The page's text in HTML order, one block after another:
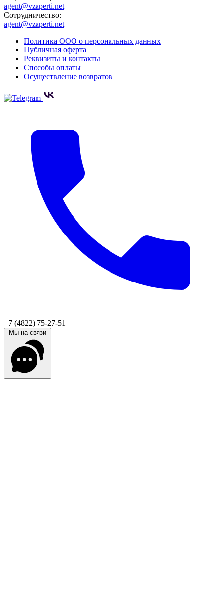
agent@vzaperti.net
Сотрудничество:
agent@vzaperti.net
Политика ООО о персональных данных
Публичная оферта
Реквизиты и контакты
Способы оплаты
Осуществление возвратов
+7 (4822) 75-27-51
Мы на связи